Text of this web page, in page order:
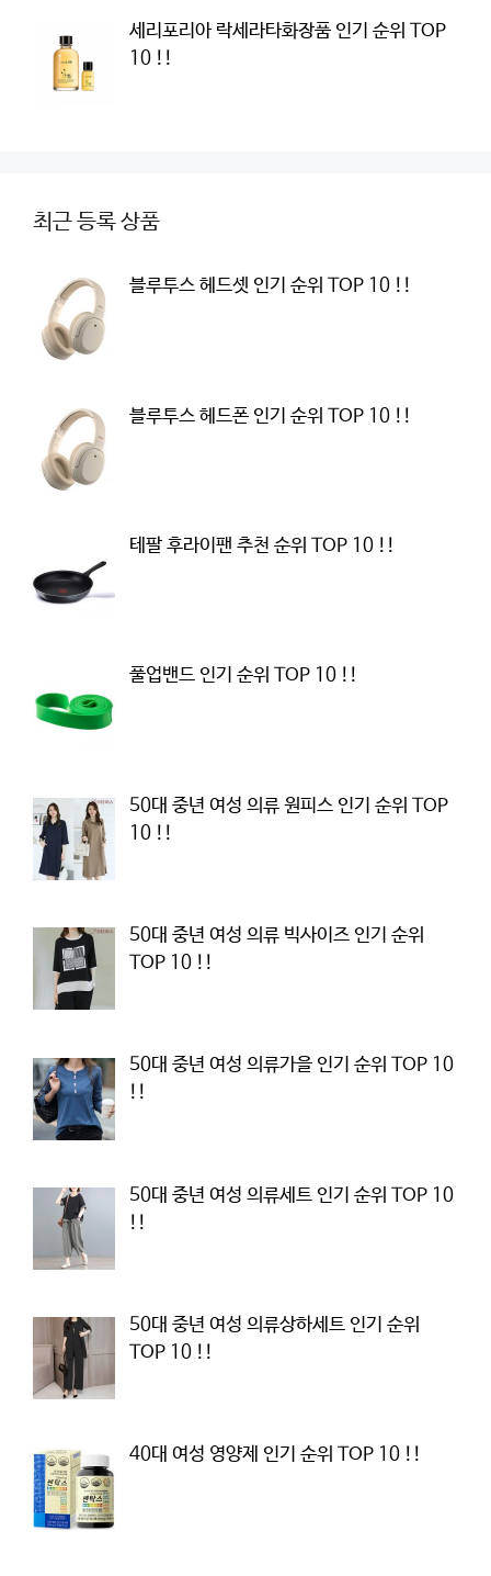
세리포리아 락세라타화장품 인기 순위 TOP
10 !!
최근 등록 상품
블루투스 헤드셋 인기 순위 TOP 10 !!
블루투스 헤드폰 인기 순위 TOP 10 !!
테팔 후라이팬 추천 순위 TOP 10 !!
풀업밴드 인기 순위 TOP 10 !!
50대 중년 여성 의류 원피스 인기 순위 TOP
10 !!
50대 중년 여성 의류 빅사이즈 인기 순위
TOP 10 !!
50대 중년 여성 의류가을 인기 순위 TOP 10
!!
50대 중년 여성 의류세트 인기 순위 TOP 10
!!
50대 중년 여성 의류상하세트 인기 순위
TOP 10 !!
40대 여성 영양제 인기 순위 TOP 10 !!